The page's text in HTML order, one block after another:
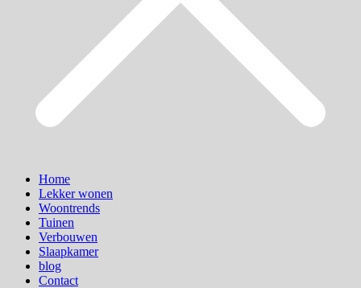
Home
Lekker wonen
Woontrends
Tuinen
Verbouwen
Slaapkamer
blog
Contact